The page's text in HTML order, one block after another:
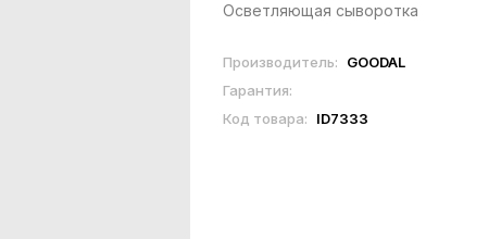
Осветляющая сыворотка
Производитель:
GOODAL
Гарантия:
Код товара:
ID7333